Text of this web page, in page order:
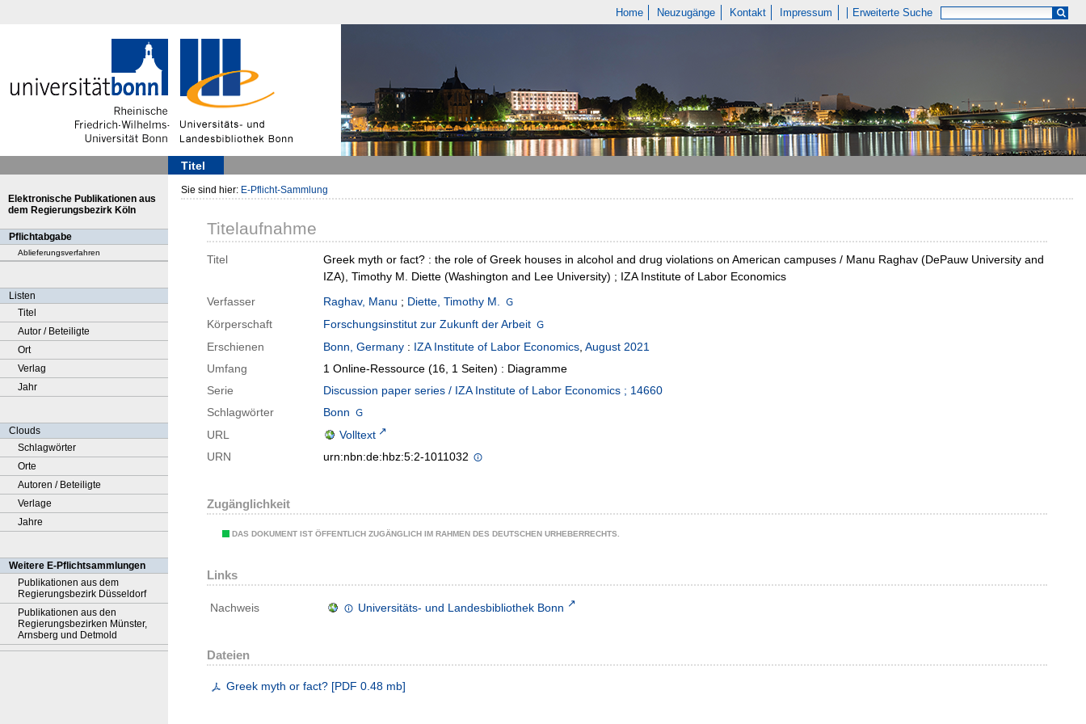
Home Neuzugänge Kontakt Impressum Erweiterte Suche
Titel
Elektronische Publikationen aus
dem Regierungsbezirk Köln
Pflichtabgabe
Ablieferungsverfahren
Listen
Titel
Autor / Beteiligte
Ort
Verlag
Jahr
Clouds
Schlagwörter
Orte
Autoren / Beteiligte
Verlage
Jahre
Weitere E-Pflichtsammlungen
Publikationen aus dem
Regierungsbezirk Düsseldorf
Publikationen aus den
Regierungsbezirken Münster,
Arnsberg und Detmold
Sie sind hier: E-Pflicht-Sammlung
Titelaufnahme
Titel
Greek myth or fact? : the role of Greek houses in alcohol and drug violations on American campuses / Manu Raghav (DePauw University and
IZA), Timothy M. Diette (Washington and Lee University) ; IZA Institute of Labor Economics
Verfasser
Raghav, Manu ; Diette, Timothy M.
Körperschaft
Forschungsinstitut zur Zukunft der Arbeit
Erschienen
Bonn, Germany : IZA Institute of Labor Economics, August 2021
Umfang
1 Online-Ressource (16, 1 Seiten) : Diagramme
Serie
Discussion paper series / IZA Institute of Labor Economics ; 14660
Schlagwörter
Bonn
URL
Volltext
URN
urn:nbn:de:hbz:5:2-1011032
Zugänglichkeit
DAS DOKUMENT IST ÖFFENTLICH ZUGÄNGLICH IM RAHMEN DES DEUTSCHEN URHEBERRECHTS.
Links
Nachweis Universitäts- und Landesbibliothek Bonn
Dateien
Greek myth or fact? [PDF 0.48 mb]